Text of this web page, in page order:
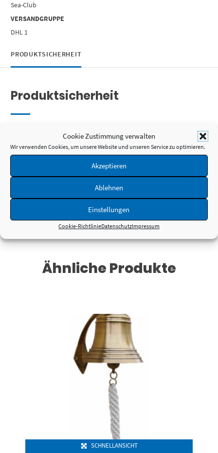
Cookie Zustimmung verwalten
Wir verwenden Cookies, um unsere Website und unseren Service zu optimieren.
Akzeptieren
Ablehnen
Einstellungen
Cookie-RichtlinieDatenschutzImpressum
Sea-Club
VERSANDGRUPPE
DHL 1
PRODUKTSICHERHEIT
Produktsicherheit
Herstellerinformationen
SEA-CLUB Handels-GmbH
74889 Sinsheim
Telefon: +49-7261-949600
Ähnliche Produkte
SCHNELLANSICHT